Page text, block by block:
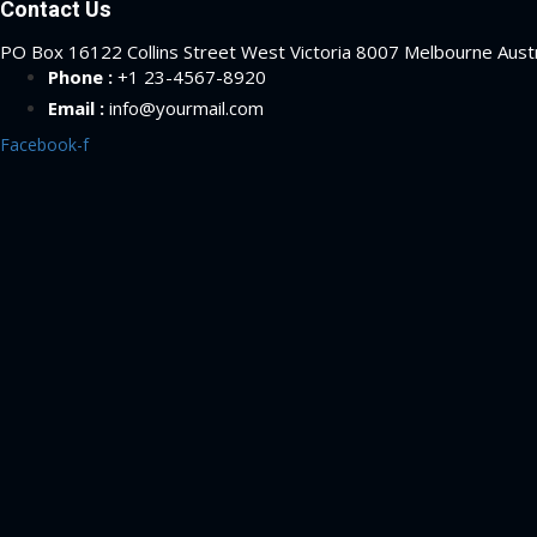
Contact Us
PO Box 16122 Collins Street West Victoria 8007 Melbourne
Phone : +1 23-4567-8920
Email : info@yourmail.com
Facebook-f